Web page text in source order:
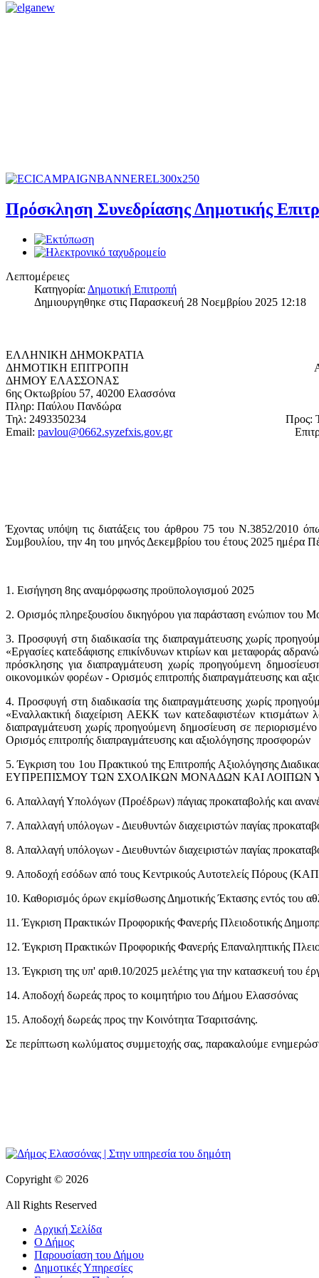
Πρόσκληση Συνεδρίασης Δημοτικής
Λεπτομέρειες
Κατηγορία: Δημοτική Επιτροπή
Δημιουργηθηκε στις Παρασκευή 28 Νοεμβρίου 2025 12:18
ΕΛΛΗΝΙΚΗ ΔΗΜΟΚΡΑΤΙΑ Ελασσόνα
ΔΗΜΟΤΙΚΗ ΕΠΙΤΡΟΠΗ Αρ.
ΔΗΜΟΥ ΕΛΑΣΣΟΝΑΣ
6ης Οκτωβρίου 57, 40200 Ελασσόνα
Πληρ: Παύλου Πανδώρα
Τηλ: 2493350234 Προς: Τα μέλη
Email: pavlou@0662.syzefxis.gov.grΕπιτροπής του
Έχοντας υπόψη τις διατάξεις του άρθρου 75 του Ν.3852/2010
Συμβουλίου, την 4η του μηνός Δεκεμβρίου του έτους 2025 ημέρα
1. Εισήγηση 8ης αναμόρφωσης προϋπολογισμού 2025
2. Ορισμός πληρεξουσίου δικηγόρου για παράσταση ενώπιον
3. Προσφυγή στη διαδικασία της διαπραγμάτευσης χωρίς
«Εργασίες κατεδάφισης επικίνδυνων κτιρίων και μεταφοράς
πρόσκλησης για διαπραγμάτευση χωρίς προηγούμενη
οικονομικών φορέων - Ορισμός επιτροπής διαπραγμάτευσης και
4. Προσφυγή στη διαδικασία της διαπραγμάτευσης χωρίς
«Εναλλακτική διαχείριση ΑΕΚΚ των κατεδαφιστέων
διαπραγμάτευση χωρίς προηγούμενη δημοσίευση σε
Ορισμός επιτροπής διαπραγμάτευσης και αξιολόγησης προσφορών
5. Έγκριση του 1ου Πρακτικού της Επιτροπής Αξιολόγησης
ΕΥΠΡΕΠΙΣΜΟΥ ΤΩΝ ΣΧΟΛΙΚΩΝ ΜΟΝΑΔΩΝ ΚΑΙ ΛΟΙΠΩΝ
6. Απαλλαγή Υπολόγων (Προέδρων) πάγιας προκαταβολής και
7. Απαλλαγή υπόλογων - Διευθυντών διαχειριστών παγίας
8. Απαλλαγή υπόλογων - Διευθυντών διαχειριστών παγίας
9. Αποδοχή εσόδων από τους Κεντρικούς Αυτοτελείς Πόρους
10. Καθορισμός όρων εκμίσθωσης Δημοτικής Έκτασης εντός του
11. Έγκριση Πρακτικών Προφορικής Φανερής Πλειοδοτικής
12. Έγκριση Πρακτικών Προφορικής Φανερής Επαναληπτικής
13. Έγκριση της υπ' αριθ.10/2025 μελέτης για την κατασκευή
14. Αποδοχή δωρεάς προς το κοιμητήριο του Δήμου Ελασσόνας
15. Αποδοχή δωρεάς προς την Κοινότητα Τσαριτσάνης.
Σε περίπτωση κωλύματος συμμετοχής σας, παρακαλούμε
Copyright © 2026
All Rights Reserved
Αρχική Σελίδα
Ο Δήμος
Παρουσίαση του Δήμου
Δημοτικές Υπηρεσίες